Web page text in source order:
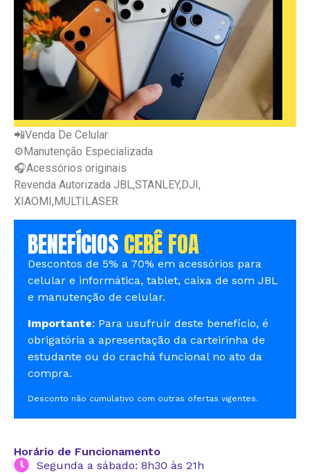
📲Venda De Celular
⚙️Manutenção Especializada
🎧Acessórios originais
Revenda Autorizada JBL,STANLEY,DJI,
XIAOMI,MULTILASER
BENEFÍCIOSCEBÊ FOA
Descontos de 5% a 70% em acessórios para
celular e informática, tablet, caixa de som JBL
e manutenção de celular.
Importante: Para usufruir deste benefício, é
obrigatória a apresentação da carteirinha de
estudante ou do crachá funcional no ato da
compra.
Desconto não cumulativo com outras ofertas vigentes.
Horário de Funcionamento
Segunda a sábado: 8h30 às 21h